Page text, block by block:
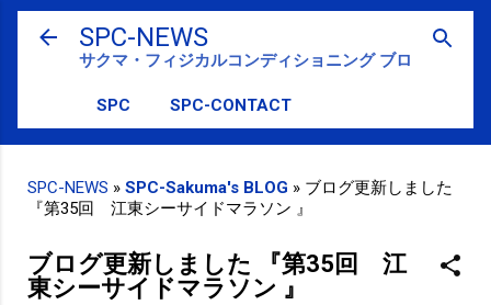
スキップしてメイン コンテンツに移動
SPC-NEWS
サクマ・フィジカルコンディショニング ブログ
SPC SPC-CONTACT
SPC-NEWS » SPC-Sakuma's BLOG » ブログ更新しました
『第35回 江東シーサイドマラソン 』
ブログ更新しました 『第35回 江
東シーサイドマラソン 』